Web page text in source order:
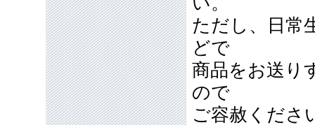
ただし、日常
どで
商品をお送り
ので
ご容赦くださ